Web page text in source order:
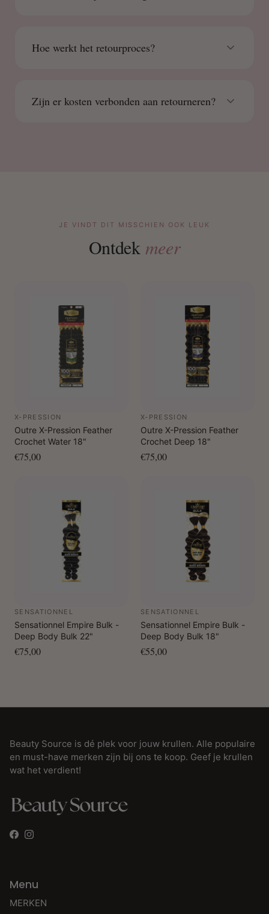
Hoe werkt het retourproces?
Zijn er kosten verbonden aan retourneren?
JE VINDT DIT MISSCHIEN OOK LEUK
Ontdek meer
X-PRESSION
Outre X-Pression Feather
Crochet Water 18"
€75,00
X-PRESSION
Outre X-Pression Feather
Crochet Deep 18"
€75,00
SENSATIONNEL
Sensationnel Empire Bulk -
Deep Body Bulk 22"
€75,00
SENSATIONNEL
Sensationnel Empire Bulk -
Deep Body Bulk 18"
€55,00
Beauty Source is dé plek voor jouw krullen. Alle populaire
en must-have merken zijn bij ons te koop. Geef je krullen
wat het verdient!
Facebook
Instagram
Menu
MERKEN